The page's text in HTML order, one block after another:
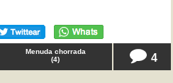
Menuda chorrada
(4) 4